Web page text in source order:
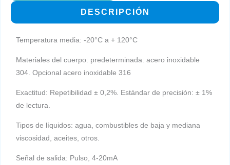
GAS
-
TIPO
TURBINA
PARA
cantidad
DESCRIPCIÓN
Temperatura media: -20°C a + 120°C
Materiales del cuerpo: predeterminada: acero inoxidable
304. Opcional acero inoxidable 316
Exactitud: Repetibilidad ± 0,2%. Estándar de precisión: ± 1%
de lectura.
Tipos de líquidos: agua, combustibles de baja y mediana
viscosidad, aceites, otros.
Señal de salida: Pulso, 4-20mA